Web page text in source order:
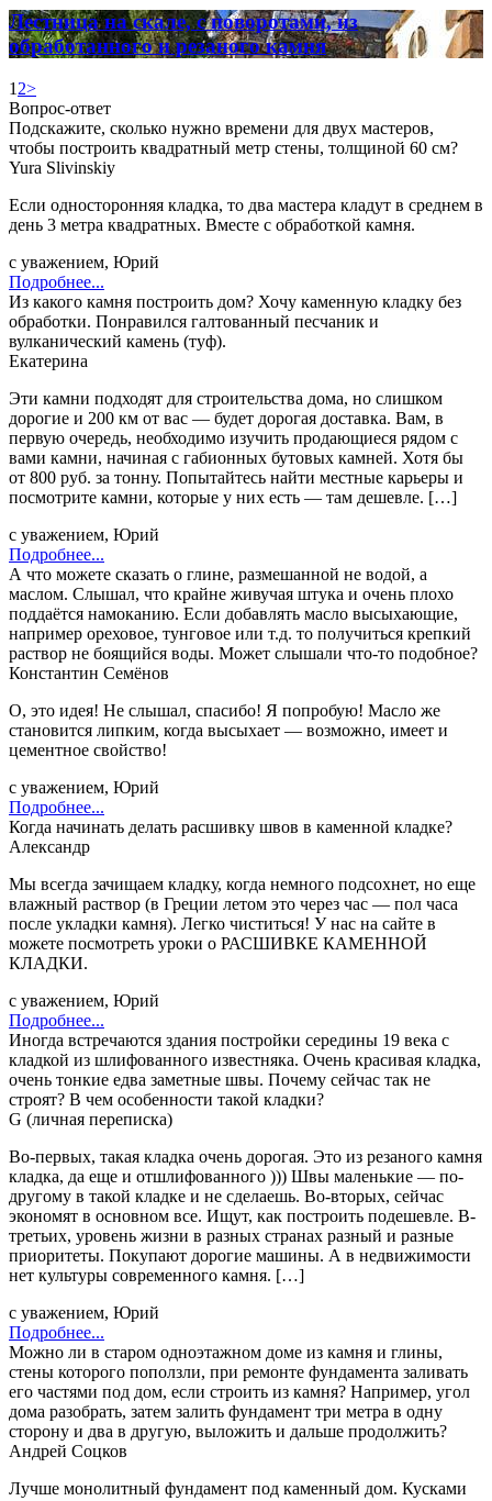
Лестница на скале, с поворотами, из
обработанного и резаного камня
1 2>
Вопрос-ответ
Подскажите, сколько нужно времени для двух мастеров,
чтобы построить квадратный метр стены, толщиной 60 см?
Yura Slivinskiy
Если односторонняя кладка, то два мастера кладут в среднем в
день 3 метра квадратных. Вместе с обработкой камня.
с уважением, Юрий
Подробнее...
Из какого камня построить дом? Хочу каменную кладку без
обработки. Понравился галтованный песчаник и
вулканический камень (туф).
Екатерина
Эти камни подходят для строительства дома, но слишком
дорогие и 200 км от вас — будет дорогая доставка. Вам, в
первую очередь, необходимо изучить продающиеся рядом с
вами камни, начиная с габионных бутовых камней. Хотя бы
от 800 руб. за тонну. Попытайтесь найти местные карьеры и
посмотрите камни, которые у них есть — там дешевле. […]
с уважением, Юрий
Подробнее...
А что можете сказать о глине, размешанной не водой, а
маслом. Слышал, что крайне живучая штука и очень плохо
поддаётся намоканию. Если добавлять масло высыхающие,
например ореховое, тунговое или т.д. то получиться крепкий
раствор не боящийся воды. Может слышали что-то подобное?
Константин Семёнов
О, это идея! Не слышал, спасибо! Я попробую! Масло же
становится липким, когда высыхает — возможно, имеет и
цементное свойство!
с уважением, Юрий
Подробнее...
Когда начинать делать расшивку швов в каменной кладке?
Александр
Мы всегда зачищаем кладку, когда немного подсохнет, но еще
влажный раствор (в Греции летом это через час — пол часа
после укладки камня). Легко чиститься! У нас на сайте в
можете посмотреть уроки о РАСШИВКЕ КАМЕННОЙ
КЛАДКИ.
с уважением, Юрий
Подробнее...
Иногда встречаются здания постройки середины 19 века с
кладкой из шлифованного известняка. Очень красивая кладка,
очень тонкие едва заметные швы. Почему сейчас так не
строят? В чем особенности такой кладки?
G (личная переписка)
Во-первых, такая кладка очень дорогая. Это из резаного камня
кладка, да еще и отшлифованного ))) Швы маленькие — по-
другому в такой кладке и не сделаешь. Во-вторых, сейчас
экономят в основном все. Ищут, как построить подешевле. В-
третьих, уровень жизни в разных странах разный и разные
приоритеты. Покупают дорогие машины. А в недвижимости
нет культуры современного камня. […]
с уважением, Юрий
Подробнее...
Можно ли в старом одноэтажном доме из камня и глины,
стены которого поползли, при ремонте фундамента заливать
его частями под дом, если строить из камня? Например, угол
дома разобрать, затем залить фундамент три метра в одну
сторону и два в другую, выложить и дальше продолжить?
Андрей Соцков
Лучше монолитный фундамент под каменный дом. Кусками